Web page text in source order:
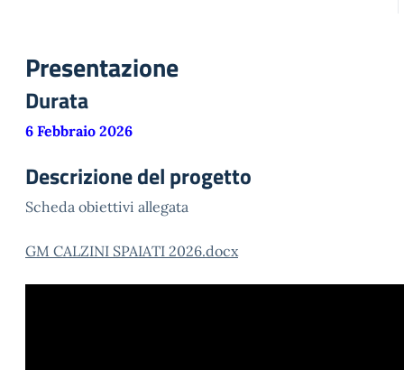
Presentazione
Durata
6 Febbraio 2026
Descrizione del progetto
Scheda obiettivi allegata
GM CALZINI SPAIATI 2026.docx